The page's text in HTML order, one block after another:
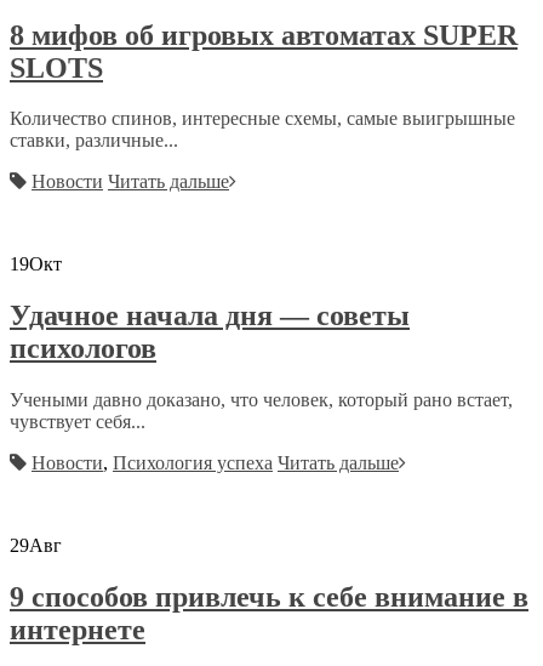
8 мифов об игровых автоматах SUPER
SLOTS
Количество спинов, интересные схемы, самые выигрышные
ставки, различные...
Новости Читать дальше
19Окт
Удачное начала дня — советы
психологов
Учеными давно доказано, что человек, который рано встает,
чувствует себя...
Новости, Психология успеха Читать дальше
29Авг
9 способов привлечь к себе внимание в
интернете